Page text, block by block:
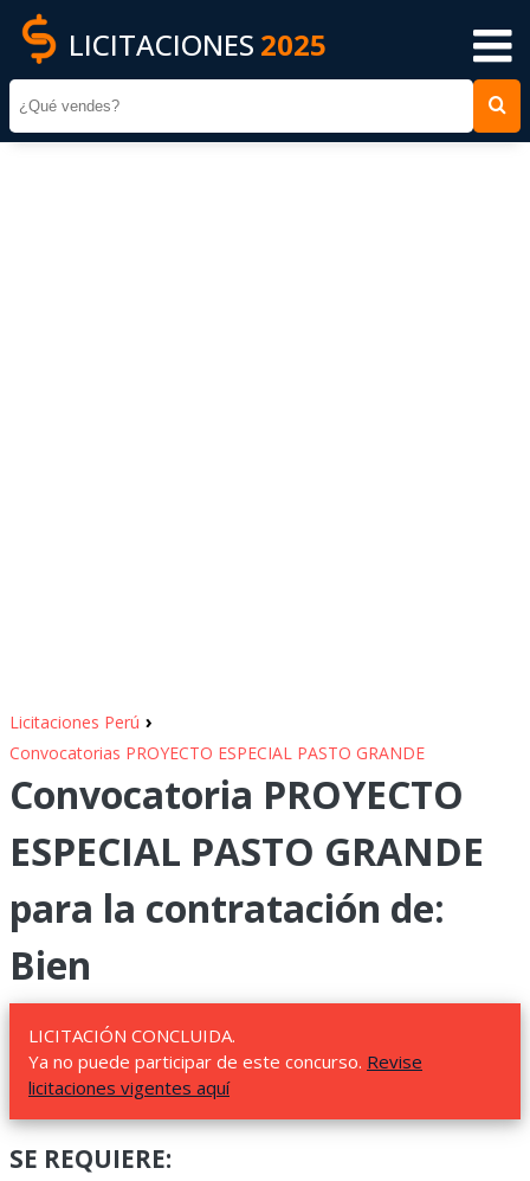
LICITACIONES 2025
Licitaciones Perú ›
Convocatorias PROYECTO ESPECIAL PASTO GRANDE
Convocatoria PROYECTO
ESPECIAL PASTO GRANDE
para la contratación de:
Bien
LICITACIÓN CONCLUIDA.
Ya no puede participar de este concurso. Revise
licitaciones vigentes aquí
SE REQUIERE: